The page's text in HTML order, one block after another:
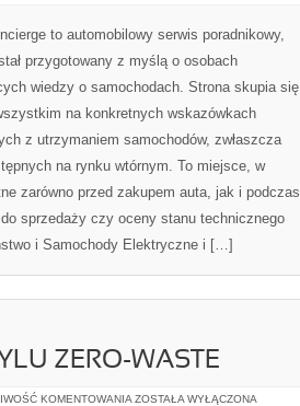
TECHNOLOGII
to automobilowy serwis poradnikowy,
przygotowany z myślą o osobach
wiedzy o samochodach. Strona skupia się
na konkretnych wskazówkach
z utrzymaniem samochodów, zwłaszcza
na rynku wtórnym. To miejsce, w
zarówno przed zakupem auta, jak i podczas
sprzedaży czy oceny stanu technicznego
i Samochody Elektryczne i […]
ZERO-WASTE
KOMENTOWANIA KUCHNIA
ZOSTAŁA WYŁĄCZONA